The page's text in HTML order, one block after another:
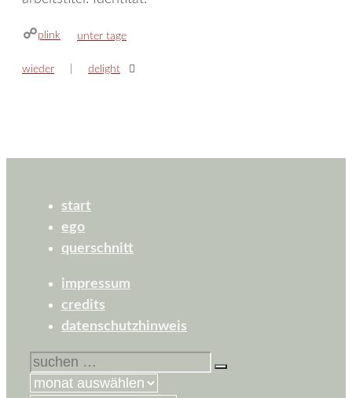
plink kategorien
unter tage
wieder delight
start
ego
querschnitt
impressum
credits
datenschutzhinweis
suchen
nach: